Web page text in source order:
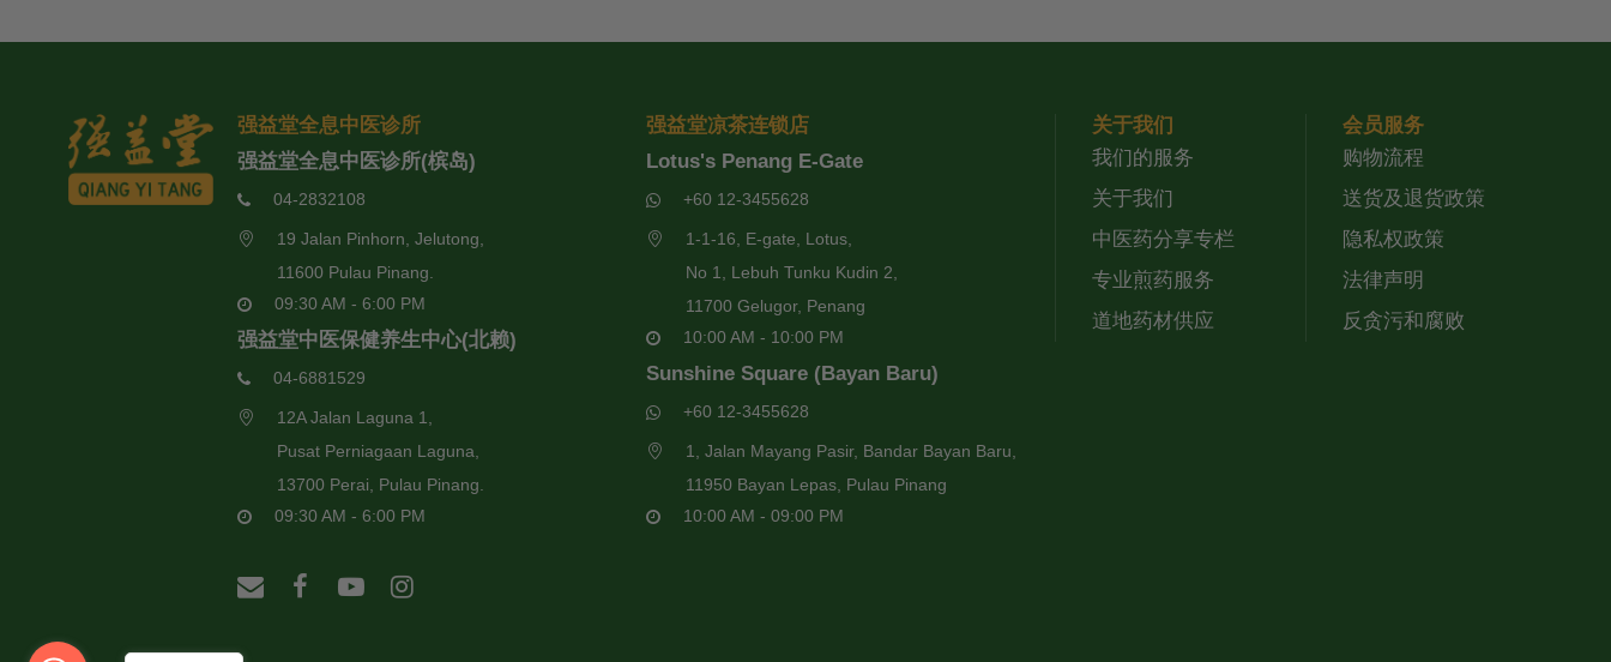
强益堂全息中医诊所
强益堂全息中医诊所(槟岛)
04-2832108
19 Jalan Pinhorn, Jelutong,
11600 Pulau Pinang.
09:30 AM - 6:00 PM
强益堂中医保健养生中心(北赖)
04-6881529
12A Jalan Laguna 1,
Pusat Perniagaan Laguna,
13700 Perai, Pulau Pinang.
09:30 AM - 6:00 PM
强益堂凉茶连锁店
Lotus's Penang E-Gate
+60 12-3455628
1-1-16, E-gate, Lotus,
No 1, Lebuh Tunku Kudin 2,
11700 Gelugor, Penang
10:00 AM - 10:00 PM
Sunshine Square (Bayan Baru)
+60 12-3455628
1, Jalan Mayang Pasir, Bandar Bayan Baru,
11950 Bayan Lepas, Pulau Pinang
10:00 AM - 09:00 PM
关于我们
我们的服务
关于我们
中医药分享专栏
专业煎药服务
道地药材供应
会员服务
购物流程
送货及退货政策
隐私权政策
法律声明
反贪污和腐败